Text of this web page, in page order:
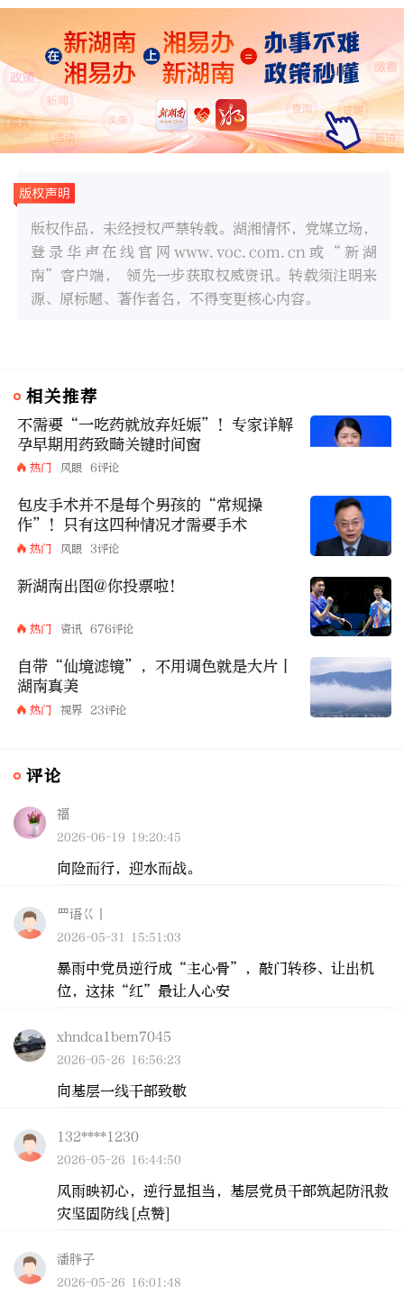
版权作品，未经授权严禁转载。湖湘情怀，党媒立场，
登录华声在线官网www.voc.com.cn或“新湖
南”客户端， 领先一步获取权威资讯。转载须注明来
源、原标题、著作者名，不得变更核心内容。
相关推荐
不需要“一吃药就放弃妊娠”！专家详解
孕早期用药致畸关键时间窗
热门 风眼 6评论
包皮手术并不是每个男孩的“常规操
作”！只有这四种情况才需要手术
热门 风眼 3评论
新湖南出图@你投票啦！
热门 资讯 676评论
自带“仙境滤镜”，不用调色就是大片丨
湖南真美
热门 视界 23评论
评论
福
2026-06-19 19:20:45
向险而行，迎水而战。
罒语巜丨
2026-05-31 15:51:03
暴雨中党员逆行成“主心骨”，敲门转移、让出机
位，这抹“红”最让人心安
xhndca1bem7045
2026-05-26 16:56:23
向基层一线干部致敬
132****1230
2026-05-26 16:44:50
风雨映初心，逆行显担当，基层党员干部筑起防汛救
灾坚固防线[点赞]
潘胖子
2026-05-26 16:01:48